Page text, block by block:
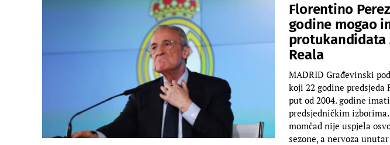
Florentino
godine mogao
protukandidata
Reala
MADRID Građevinski
koji 22 godine predsjeda
put od 2004. godine
predsjedničkim
momčad nije uspjela
sezone, a nervoza